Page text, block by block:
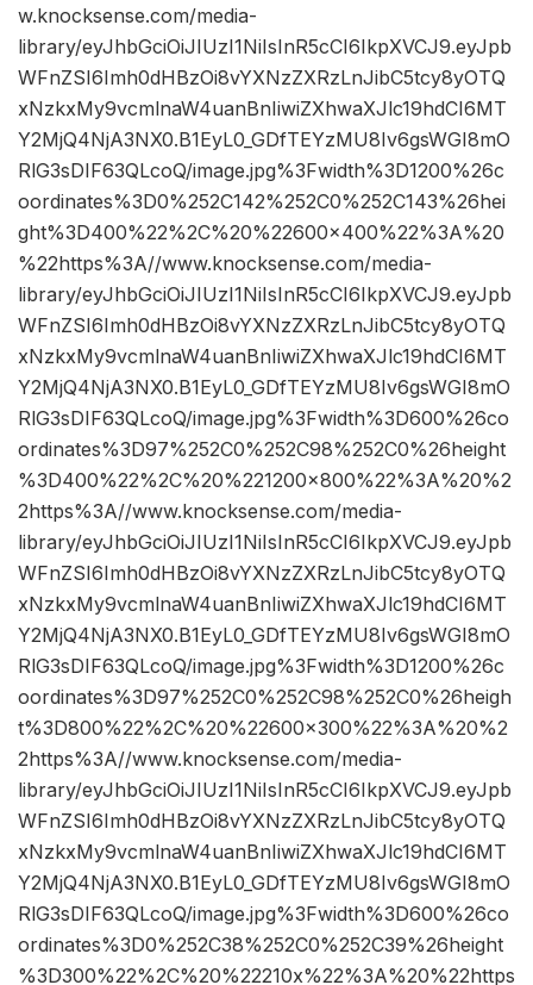
w.knocksense.com/media-
library/eyJhbGciOiJIUzI1NiIsInR5cCI6IkpXVCJ9.eyJpb
WFnZSI6Imh0dHBzOi8vYXNzZXRzLnJibC5tcy8yOTQ
xNzkxMy9vcmlnaW4uanBnIiwiZXhwaXJlc19hdCI6MT
Y2MjQ4NjA3NX0.B1EyL0_GDfTEYzMU8Iv6gsWGI8mO
RlG3sDIF63QLcoQ/image.jpg%3Fwidth%3D1200%26c
oordinates%3D0%252C142%252C0%252C143%26hei
ght%3D400%22%2C%20%22600×400%22%3A%20
%22https%3A//www.knocksense.com/media-
library/eyJhbGciOiJIUzI1NiIsInR5cCI6IkpXVCJ9.eyJpb
WFnZSI6Imh0dHBzOi8vYXNzZXRzLnJibC5tcy8yOTQ
xNzkxMy9vcmlnaW4uanBnIiwiZXhwaXJlc19hdCI6MT
Y2MjQ4NjA3NX0.B1EyL0_GDfTEYzMU8Iv6gsWGI8mO
RlG3sDIF63QLcoQ/image.jpg%3Fwidth%3D600%26co
ordinates%3D97%252C0%252C98%252C0%26height
%3D400%22%2C%20%221200×800%22%3A%20%2
2https%3A//www.knocksense.com/media-
library/eyJhbGciOiJIUzI1NiIsInR5cCI6IkpXVCJ9.eyJpb
WFnZSI6Imh0dHBzOi8vYXNzZXRzLnJibC5tcy8yOTQ
xNzkxMy9vcmlnaW4uanBnIiwiZXhwaXJlc19hdCI6MT
Y2MjQ4NjA3NX0.B1EyL0_GDfTEYzMU8Iv6gsWGI8mO
RlG3sDIF63QLcoQ/image.jpg%3Fwidth%3D1200%26c
oordinates%3D97%252C0%252C98%252C0%26heigh
t%3D800%22%2C%20%22600×300%22%3A%20%2
2https%3A//www.knocksense.com/media-
library/eyJhbGciOiJIUzI1NiIsInR5cCI6IkpXVCJ9.eyJpb
WFnZSI6Imh0dHBzOi8vYXNzZXRzLnJibC5tcy8yOTQ
xNzkxMy9vcmlnaW4uanBnIiwiZXhwaXJlc19hdCI6MT
Y2MjQ4NjA3NX0.B1EyL0_GDfTEYzMU8Iv6gsWGI8mO
RlG3sDIF63QLcoQ/image.jpg%3Fwidth%3D600%26co
ordinates%3D0%252C38%252C0%252C39%26height
%3D300%22%2C%20%22210x%22%3A%20%22https